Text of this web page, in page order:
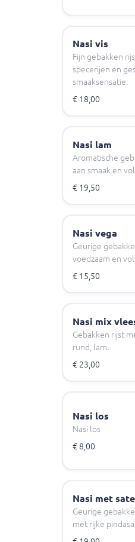
Nasi vis
Fijn gebakken
specerijen en
smaaksensatie.
€ 18,00
Nasi lam
Aromatische
aan smaak en
€ 19,50
Nasi vega
Geurige
voedzaam en
€ 15,50
Nasi mix
Gebakken rijst
rund, lam.
€ 23,00
Nasi los
Nasi los
€ 8,00
Nasi met sate
Geurige
met rijke